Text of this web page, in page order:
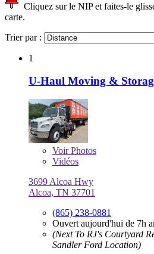
Cliquez sur le NIP et faites-le
carte.
Trier par :
1
U-Haul Moving &
VoirPhotos
Vidéos
3699 Alcoa Hwy
Alcoa, TN 37701
(865) 238-0881
Ouvert aujourd'hui de 7h
(Next To RJ's Courtyard
Sandler Ford Location)